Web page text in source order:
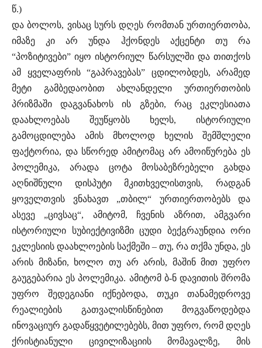
წ.)
და ბოლოს, ვისაც სურს დღეს რომთან ურთიერთობა,
იმაზე კი არ უნდა ჰქონდეს აქცენტი თუ რა
“პოზიტივები” იყო ისტორიულ წარსულში და თითქოს
ამ ყველაფრის “გაპრავებას” ცდილობდეს, არამედ
მეტი გამბედაობით ახლანდელი ურთიერთობის
პრიზმაში დაგვანახოს ის გზები, რაც ეკლესიათა
დაახლოებას შეუწყობს ხელს, ისტორიული
გამოცდილება ამის მხოლოდ ხელის შემშლელი
ფაქტორია, და სწორედ ამიტომაც არ ამოიწურება ეს
პოლემიკა, არადა ცოტა მოსაბეზრებელი გახდა
აღნიშნული დისპუტი მკითხველისთვის, რადგან
ყოველთვის ვნახავთ „თბილ“ ურთიერთობებს და
ასევე „ცივსაც“, ამიტომ, ჩვენის აზრით, ამგვარი
ისტორიული სუბიექტივიზმი ცუდი ბექგრაუნდია ორი
ეკლესიის დაახლოების საქმეში – თუ, რა თქმა უნდა, ეს
არის მიზანი, ხოლო თუ არ არის, მაშინ მით უფრო
გაუგებარია ეს პოლემიკა. ამიტომ ბ-ნ დავითის შრომა
უფრო შედეგიანი იქნებოდა, თუკი თანამედროვე
რეალიების გათვალისწინებით მოგვაწოდებდა
ინოვაციურ გადაწყვეტილებებს, მით უფრო, რომ დღეს
ქრისტიანული ცივილიზაციის მომავალზე, მის